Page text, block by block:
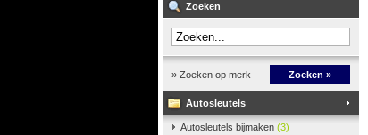
Zoeken
» Zoeken op merk Zoeken »
Autosleutels
Autosleutels bijmaken (3)